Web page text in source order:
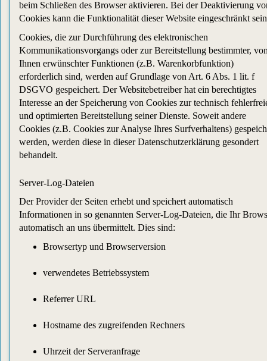
beim Schließen des Browser aktivieren. Bei der Deaktivierung
Cookies kann die Funktionalität dieser Website eingeschränkt
Cookies, die zur Durchführung des elektronischen
Kommunikationsvorgangs oder zur Bereitstellung bestimmter,
Ihnen erwünschter Funktionen (z.B. Warenkorbfunktion)
erforderlich sind, werden auf Grundlage von Art. 6 Abs. 1 lit. f
DSGVO gespeichert. Der Websitebetreiber hat ein berechtigtes
Interesse an der Speicherung von Cookies zur technisch
und optimierten Bereitstellung seiner Dienste. Soweit andere
Cookies (z.B. Cookies zur Analyse Ihres Surfverhaltens)
werden, werden diese in dieser Datenschutzerklärung gesondert
behandelt.
Server-Log-Dateien
Der Provider der Seiten erhebt und speichert automatisch
Informationen in so genannten Server-Log-Dateien, die Ihr
automatisch an uns übermittelt. Dies sind:
Browsertyp und Browserversion
verwendetes Betriebssystem
Referrer URL
Hostname des zugreifenden Rechners
Uhrzeit der Serveranfrage